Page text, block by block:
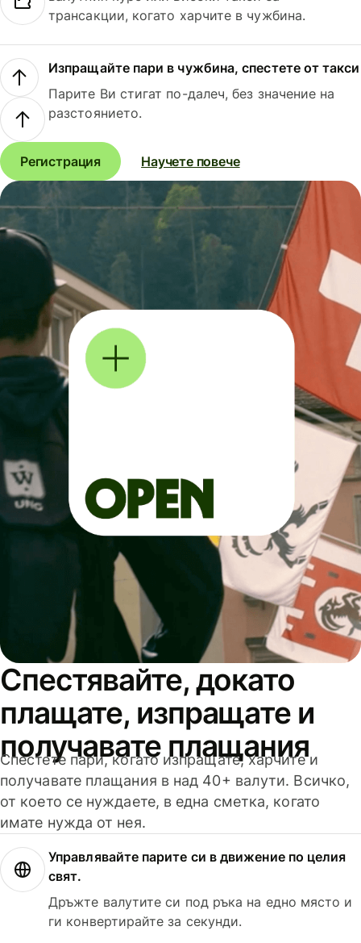
трансакции, когато харчите в чужбина.
Изпращайте пари в чужбина, спестете от такси
Парите Ви стигат по-далеч, без значение на
разстоянието.
Регистрация Научете повече
Спестявайте, докато
плащате, изпращате и
получавате плащания
Спестете пари, когато изпращате, харчите и
получавате плащания в над 40+ валути. Всичко,
от което се нуждаете, в една сметка, когато
имате нужда от нея.
Управлявайте парите си в движение по целия
свят.
Дръжте валутите си под ръка на едно място и
ги конвертирайте за секунди.